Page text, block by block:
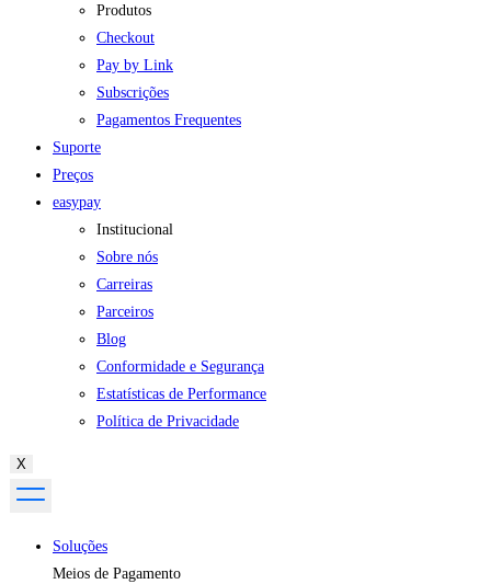
Produtos
Checkout
Pay by Link
Subscrições
Pagamentos Frequentes
Suporte
Preços
easypay
Institucional
Sobre nós
Carreiras
Parceiros
Blog
Conformidade e Segurança
Estatísticas de Performance
Política de Privacidade
X
Soluções
Meios de Pagamento